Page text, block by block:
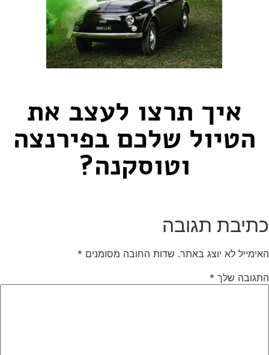
איך תרצו לעצב את
הטיול שלכם בפירנצה
וטוסקנה?
כתיבת תגובה
האימייל לא יוצג באתר. שדות החובה מסומנים *
התגובה שלך *